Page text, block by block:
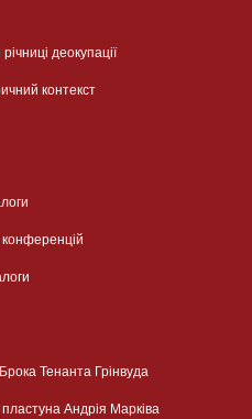
деокупації
контекст
конференцій
Тенанта Грінвуда
Андрія Марківа